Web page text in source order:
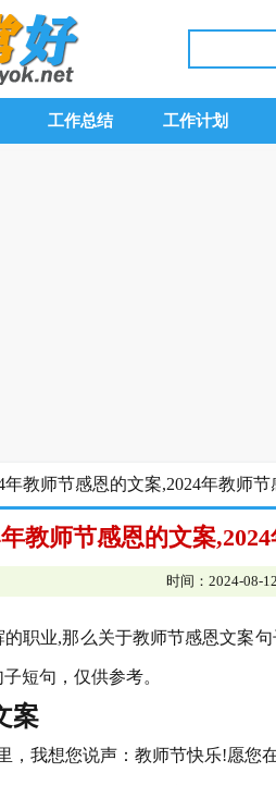
工作总结 工作计划
年教师节感恩的文案,2024年教师
年教师节感恩的文案
时间：2024-08-
职业,那么关于教师节感恩文案
短句，仅供参考。
案
，我想您说声：教师节快乐!愿您